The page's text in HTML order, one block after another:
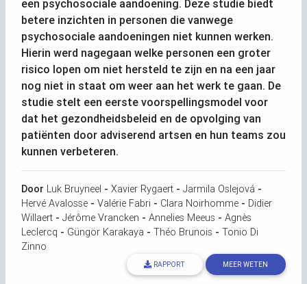
een psychosociale aandoening. Deze studie biedt
betere inzichten in personen die vanwege
psychosociale aandoeningen niet kunnen werken.
Hierin werd nagegaan welke personen een groter
risico lopen om niet hersteld te zijn en na een jaar
nog niet in staat om weer aan het werk te gaan. De
studie stelt een eerste voorspellingsmodel voor
dat het gezondheidsbeleid en de opvolging van
patiënten door adviserend artsen en hun teams zou
kunnen verbeteren.
Door Luk Bruyneel - Xavier Rygaert - Jarmila Oslejová -
Hervé Avalosse - Valérie Fabri - Clara Noirhomme - Didier
Willaert - Jérôme Vrancken - Annelies Meeus - Agnès
Leclercq - Güngör Karakaya - Théo Brunois - Tonio Di
Zinno
RAPPORT MEER WETEN